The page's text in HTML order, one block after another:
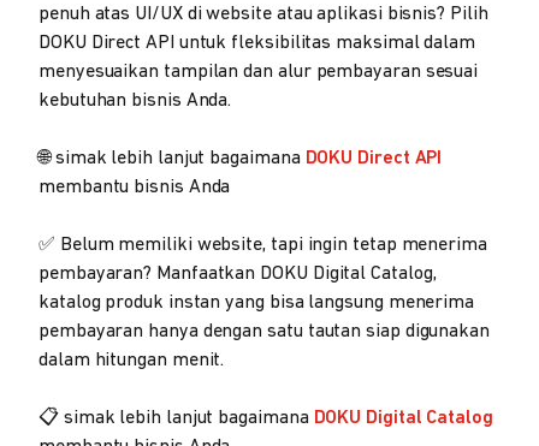
penuh atas UI/UX di website atau aplikasi bisnis? Pilih
DOKU Direct API untuk fleksibilitas maksimal dalam
menyesuaikan tampilan dan alur pembayaran sesuai
kebutuhan bisnis Anda.
🌐 simak lebih lanjut bagaimana DOKU Direct API
membantu bisnis Anda
✅ Belum memiliki website, tapi ingin tetap menerima
pembayaran? Manfaatkan DOKU Digital Catalog,
katalog produk instan yang bisa langsung menerima
pembayaran hanya dengan satu tautan siap digunakan
dalam hitungan menit.
📋 simak lebih lanjut bagaimana DOKU Digital Catalog